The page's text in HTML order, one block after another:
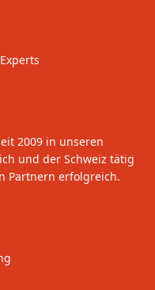
2009 in unseren
und der Schweiz tätig
Partnern erfolgreich.